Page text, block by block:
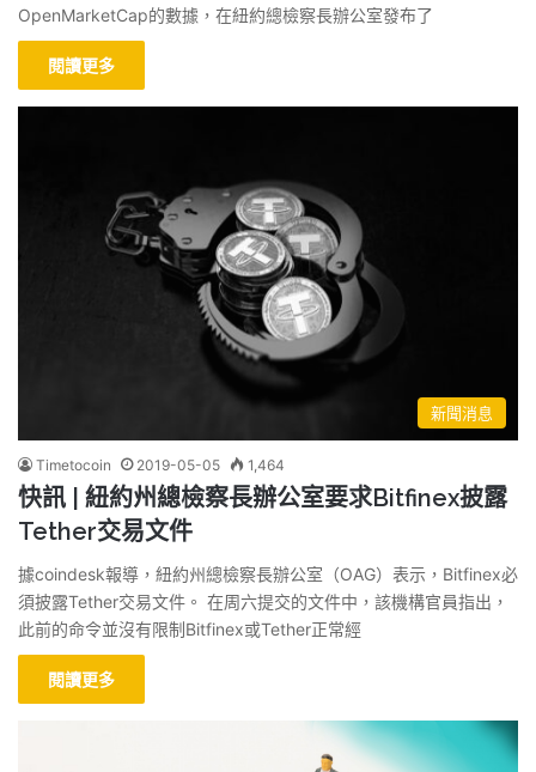
OpenMarketCap的數據，在紐約總檢察長辦公室發布了
閱讀更多
新聞消息
Timetocoin 2019-05-05 1,464
快訊 | 紐約州總檢察長辦公室要求Bitfinex披露
Tether交易文件
據coindesk報導，紐約州總檢察長辦公室（OAG）表示，Bitfinex必
須披露Tether交易文件。 在周六提交的文件中，該機構官員指出，
此前的命令並沒有限制Bitfinex或Tether正常經
閱讀更多